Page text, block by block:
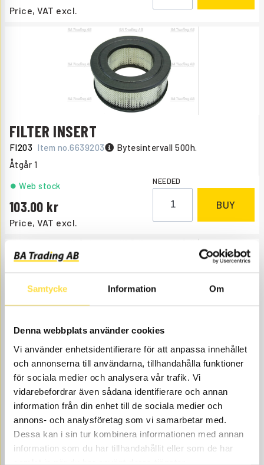
Samtycke Information Om
Denna webbplats använder cookies
Vi använder enhetsidentifierare för att anpassa innehållet
och annonserna till användarna, tillhandahålla funktioner
för sociala medier och analysera vår trafik. Vi
vidarebefordrar även sådana identifierare och annan
information från din enhet till de sociala medier och
annons- och analysföretag som vi samarbetar med.
Dessa kan i sin tur kombinera informationen med annan
information som du har tillhandahållit eller som de har
Price, VAT excl.
FILTER INSERT
FI203 Item no.6639203 Bytesintervall 500h.
Åtgår 1
Price, VAT excl.
103.00
Web stock NEEDED
BUY
PUMP ELEMENT
HY593 6211593 Fits HY620.
Åtgår1
Price, VAT excl.
6 754.00
Order item, 4-6 days NEEDED
BUY